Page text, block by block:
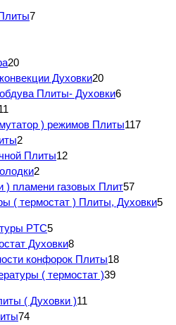
7
20
Духовки20
Плиты- Духовки6
) режимов Плиты117
2
Плиты12
2
) пламени газовых Плит57
( термостат ) Плиты, Духовки5
PTC5
Духовки8
конфорок Плиты18
( термостат )39
( Духовки )11
74